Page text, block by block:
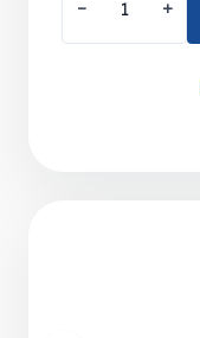
− +